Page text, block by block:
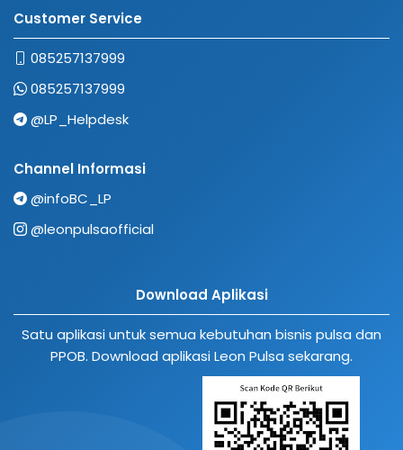
Customer Service
085257137999
085257137999
@LP_Helpdesk
Channel Informasi
@infoBC_LP
@leonpulsaofficial
Download Aplikasi
Satu aplikasi untuk semua kebutuhan bisnis pulsa dan
PPOB. Download aplikasi Leon Pulsa sekarang.